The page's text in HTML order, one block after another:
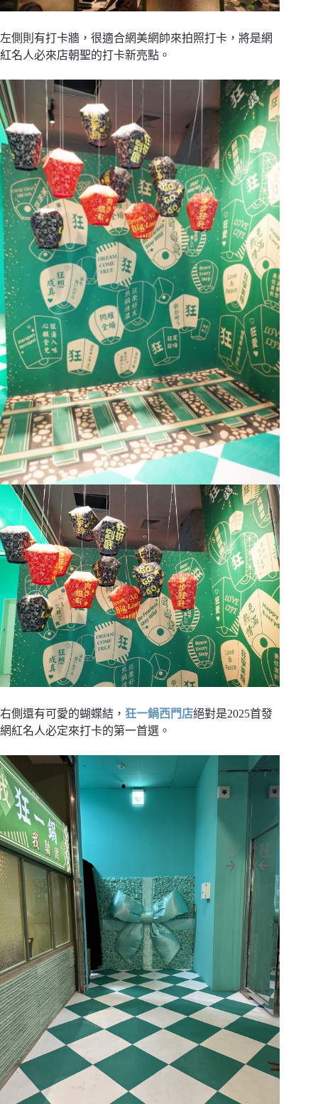
左側則有打卡牆，很適合網美網帥來拍照打卡，將是網
紅名人必來店朝聖的打卡新亮點 。
右側還有可愛的蝴蝶結， 狂一鍋西門店絕對是2025首發
網紅名人必定來打卡的第一首選。